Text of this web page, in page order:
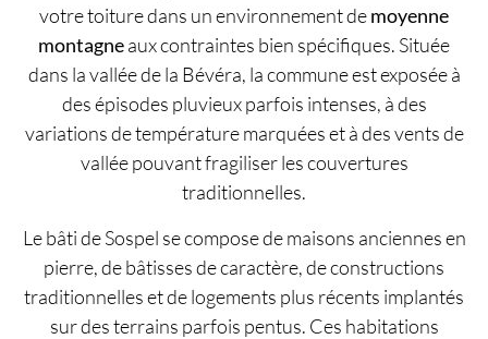
votre toiture dans un environnement demoyenne
montagneaux contraintes bien spécifiques. Située
dans la vallée de la Bévéra, la commune est exposée à
des épisodes pluvieux parfois intenses, à des
variations de température marquées et à des vents de
vallée pouvant fragiliser les couvertures
traditionnelles.
Le bâti de Sospel se compose de maisons anciennes en
pierre, de bâtisses de caractère, de constructions
traditionnelles et de logements plus récents implantés
sur des terrains parfois pentus. Ces habitations